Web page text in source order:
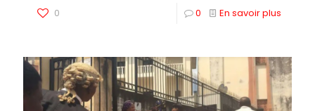
0 0 En savoir plus